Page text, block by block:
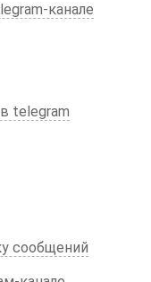
канале
telegram
сообщений